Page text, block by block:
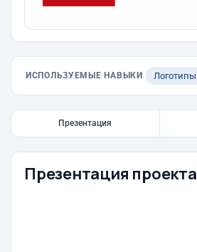
ИСПОЛЬЗУЕМЫЕ НАВЫКИ Логотипы
Презентация
Презентация проекта